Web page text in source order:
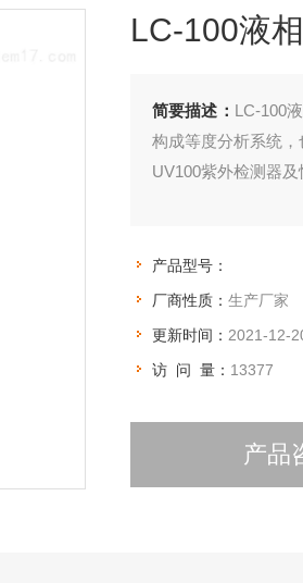
LC-100液
简要描述： LC-100
构成等度分析系统
UV100紫外检测器
产品型号：
厂商性质： 生产厂家
更新时间： 2021-12-
访 问 量： 13377
产品